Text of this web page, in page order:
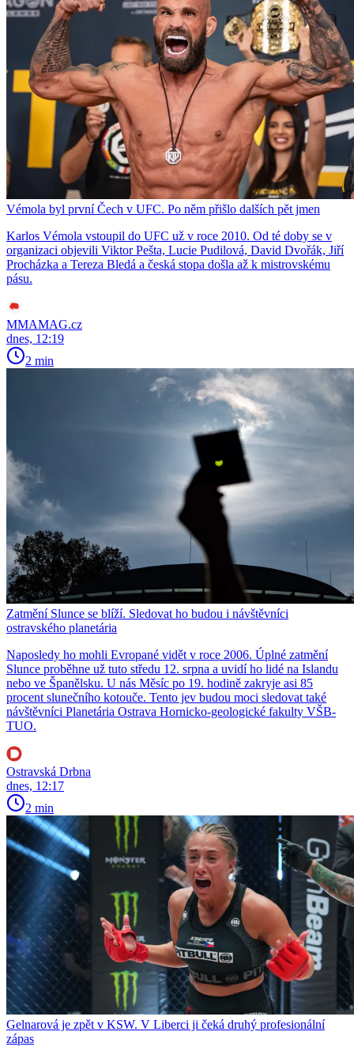
Vémola byl první Čech v UFC. Po něm přišlo dalších pět jmen
Karlos Vémola vstoupil do UFC už v roce 2010. Od té doby se v
organizaci objevili Viktor Pešta, Lucie Pudilová, David Dvořák, Jiří
Procházka a Tereza Bledá a česká stopa došla až k mistrovskému
pásu.
MMAMAG.cz
dnes, 12:19
2 min
Zatmění Slunce se blíží. Sledovat ho budou i návštěvníci
ostravského planetária
Naposledy ho mohli Evropané vidět v roce 2006. Úplné zatmění
Slunce proběhne už tuto středu 12. srpna a uvidí ho lidé na Islandu
nebo ve Španělsku. U nás Měsíc po 19. hodině zakryje asi 85
procent slunečního kotouče. Tento jev budou moci sledovat také
návštěvníci Planetária Ostrava Hornicko-geologické fakulty VŠB-
TUO.
Ostravská Drbna
dnes, 12:17
2 min
Gelnarová je zpět v KSW. V Liberci ji čeká druhý profesionální
zápas